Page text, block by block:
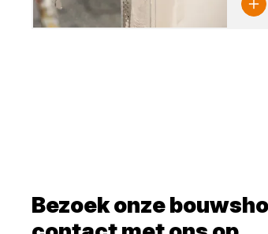
Bezoek onze